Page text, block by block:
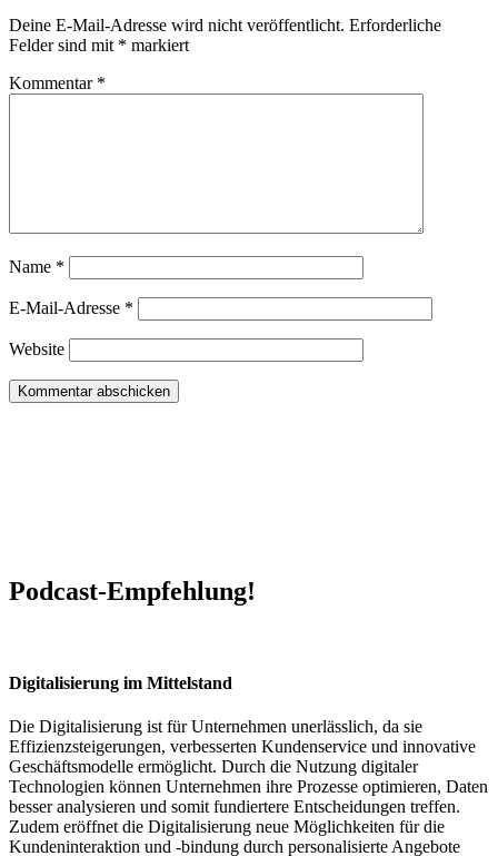
Deine E-Mail-Adresse wird nicht veröffentlicht. Erforderliche
Felder sind mit * markiert
Kommentar *
Name *
E-Mail-Adresse *
Website
Podcast-Empfehlung!
Digitalisierung im Mittelstand
Die Digitalisierung ist für Unternehmen unerlässlich, da sie
Effizienzsteigerungen, verbesserten Kundenservice und innovative
Geschäftsmodelle ermöglicht. Durch die Nutzung digitaler
Technologien können Unternehmen ihre Prozesse optimieren, Daten
besser analysieren und somit fundiertere Entscheidungen treffen.
Zudem eröffnet die Digitalisierung neue Möglichkeiten für die
Kundeninteraktion und -bindung durch personalisierte Angebote